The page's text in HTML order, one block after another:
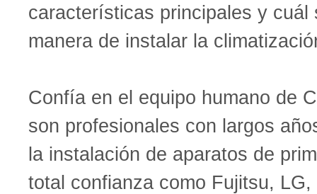
características principales y cuál
manera de instalar la
Confía en el equipo humano de
son profesionales con largos
la instalación de aparatos de
total confianza como Fujitsu,